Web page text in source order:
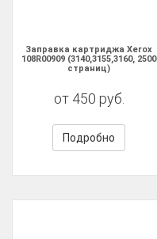
Заправка картриджа Xerox
108R00909 (3140,3155,3160, 2500
страниц)
от 450 руб.
Подробно